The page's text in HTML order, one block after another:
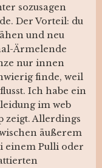
sozusagen
Der Vorteil: du
und neu
Ärmelende
nur innen
finde, weil
Ich habe ein
im web
zeigt. Allerdings
äußerem
einem Pulli oder